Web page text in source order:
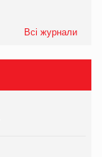
Всі журнали